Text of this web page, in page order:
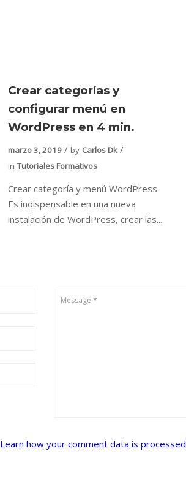
Crear categorías y
configurar menú en
WordPress en 4 min.
marzo 3, 2019 by Carlos Dk
in Tutoriales Formativos
Crear categoría y menú WordPress
Es indispensable en una nueva
instalación de WordPress, crear las...
Learn how your comment data is processed